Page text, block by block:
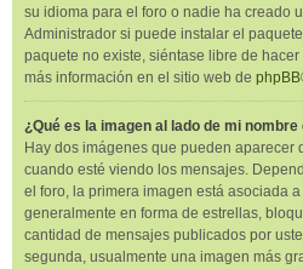
su idioma para el foro o nadie ha creado
Administrador si puede instalar el
paquete no existe, siéntase libre de
más información en el sitio web de phpBB
¿Qué es la imagen al lado de mi
Hay dos imágenes que pueden aparecer
cuando esté viendo los mensajes.
el foro, la primera imagen está asociada
generalmente en forma de estrellas,
cantidad de mensajes publicados por
segunda, usualmente una imagen más